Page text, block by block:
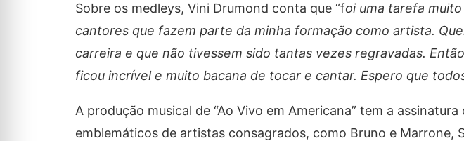
Sobre os medleys, Vini Drumond conta que “foi uma tarefa
cantores que fazem parte da minha formação como artista.
carreira e que não tivessem sido tantas vezes regravadas.
ficou incrível e muito bacana de tocar e cantar. Espero que
A produção musical de “Ao Vivo em Americana” tem a
emblemáticos de artistas consagrados, como Bruno e Marrone,